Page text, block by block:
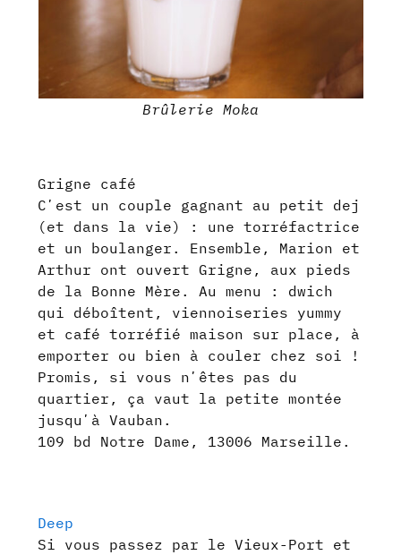
Brûlerie Moka
Grigne café
Cʼest un couple gagnant au petit dej
(et dans la vie) : une torréfactrice
et un boulanger. Ensemble, Marion et
Arthur ont ouvert Grigne, aux pieds
de la Bonne Mère. Au menu : dwich
qui déboîtent, viennoiseries yummy
et café torréfié maison sur place, à
emporter ou bien à couler chez soi !
Promis, si vous nʼêtes pas du
quartier, ça vaut la petite montée
jusquʼà Vauban.
109 bd Notre Dame, 13006 Marseille.
Deep
Si vous passez par le Vieux-Port et